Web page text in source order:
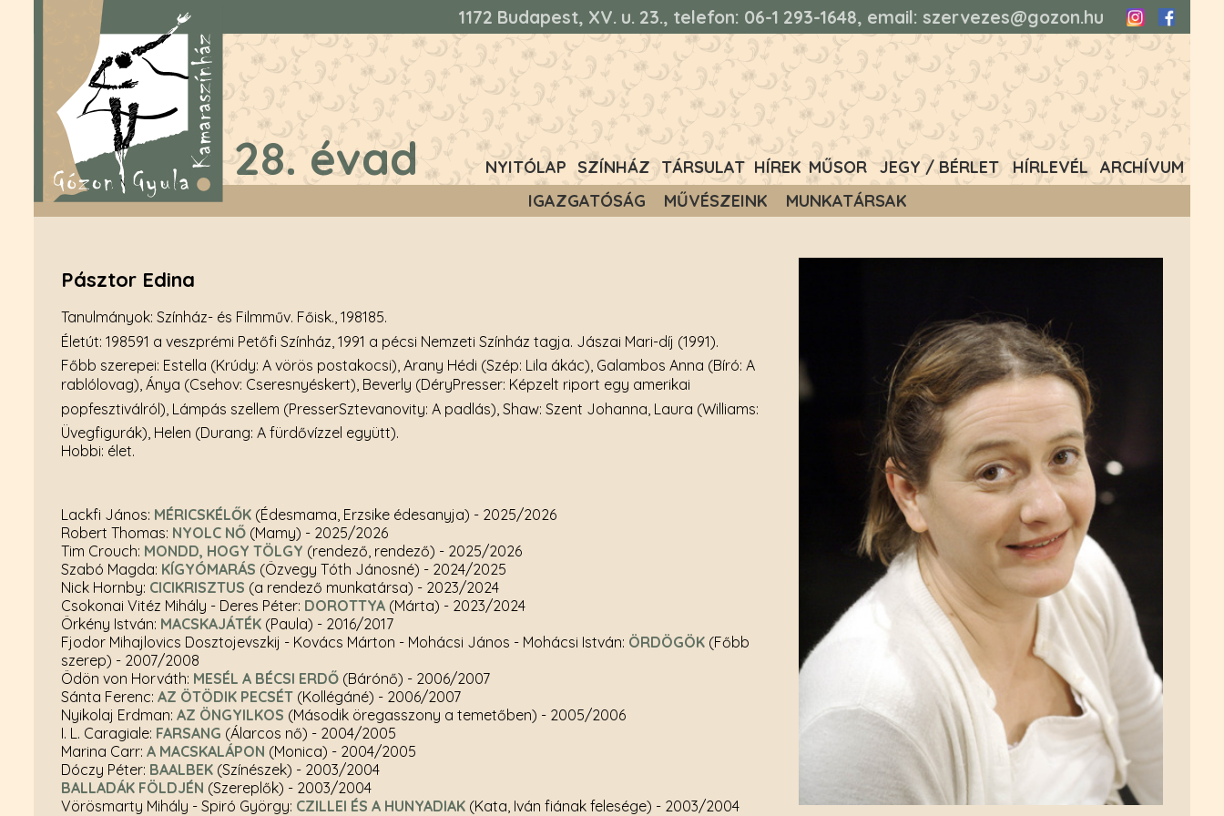
28. évad
1172 Budapest, XV. u. 23., telefon: 06-1 293-1648, email: szervezes@gozon.hu InstagramFacebook
NYITÓLAP SZÍNHÁZ
TÁRSULAT
IGAZGATÓSÁG
MŰVÉSZEINK MUNKATÁRSAK
HÍREK MŰSOR JEGY / BÉRLET HÍRLEVÉL ARCHÍVUM
Pásztor Edina
Tanulmányok: Színház- és Filmműv. Főisk., 198185.
Életút: 198591 a veszprémi Petőfi Színház, 1991 a pécsi Nemzeti Színház tagja. Jászai Mari-díj (1991).
Főbb szerepei: Estella (Krúdy: A vörös postakocsi), Arany Hédi (Szép: Lila ákác), Galambos Anna (Bíró: A
rablólovag), Ánya (Csehov: Cseresnyéskert), Beverly (DéryPresser: Képzelt riport egy amerikai
popfesztiválról), Lámpás szellem (PresserSztevanovity: A padlás), Shaw: Szent Johanna, Laura (Williams:
Üvegfigurák), Helen (Durang: A fürdővízzel együtt).
Hobbi: élet.
Lackfi János: MÉRICSKÉLŐK (Édesmama, Erzsike édesanyja) - 2025/2026
Robert Thomas: NYOLC NŐ (Mamy) - 2025/2026
Tim Crouch: MONDD, HOGY TÖLGY (rendező, rendező) - 2025/2026
Szabó Magda: KÍGYÓMARÁS (Özvegy Tóth Jánosné) - 2024/2025
Nick Hornby: CICIKRISZTUS (a rendező munkatársa) - 2023/2024
Csokonai Vitéz Mihály - Deres Péter: DOROTTYA (Márta) - 2023/2024
Örkény István: MACSKAJÁTÉK (Paula) - 2016/2017
Fjodor Mihajlovics Dosztojevszkij - Kovács Márton - Mohácsi János - Mohácsi István: ÖRDÖGÖK (Főbb
szerep) - 2007/2008
Ödön von Horváth: MESÉL A BÉCSI ERDŐ (Bárónő) - 2006/2007
Sánta Ferenc: AZ ÖTÖDIK PECSÉT (Kollégáné) - 2006/2007
Nyikolaj Erdman: AZ ÖNGYILKOS (Második öregasszony a temetőben) - 2005/2006
I. L. Caragiale: FARSANG (Álarcos nő) - 2004/2005
Marina Carr: A MACSKALÁPON (Monica) - 2004/2005
Dóczy Péter: BAALBEK (Színészek) - 2003/2004
BALLADÁK FÖLDJÉN (Szereplők) - 2003/2004
Vörösmarty Mihály - Spiró György: CZILLEI ÉS A HUNYADIAK (Kata, Iván fiának felesége) - 2003/2004